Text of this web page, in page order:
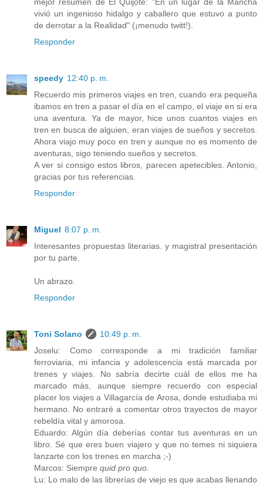
mejor resumen de El Quijote: "En un lugar de la Mancha
vivió un ingenioso hidalgo y caballero que estuvo a punto
de derrotar a la Realidad" (¡menudo twitt!).
Responder
speedy 12:40 p. m.
Recuerdo mis primeros viajes en tren, cuando era pequeña
ibamos en tren a pasar el día en el campo, el viaje en si era
una aventura. Ya de mayor, hice unos cuantos viajes en
tren en busca de alguien, eran viajes de sueños y secretos.
Ahora viajo muy poco en tren y aunque no es momento de
aventuras, sigo teniendo sueños y secretos.
A ver si consigo estos libros, parecen apetecibles. Antonio,
gracias por tus referencias.
Responder
Miguel 8:07 p. m.
Interesantes propuestas literarias. y magistral presentación
por tu parte.
Un abrazo.
Responder
Toni Solano
10:49 p. m.
Joselu: Como corresponde a mi tradición familiar
ferroviaria, mi infancia y adolescencia está marcada por
trenes y viajes. No sabría decirte cuál de ellos me ha
marcado más, aunque siempre recuerdo con especial
placer los viajes a Villagarcía de Arosa, donde estudiaba mi
hermano. No entraré a comentar otros trayectos de mayor
rebeldía vital y amorosa.
Eduardo: Algún día deberías contar tus aventuras en un
libro. Sé que eres buen viajero y que no temes ni siquiera
lanzarte con los trenes en marcha ;-)
Marcos: Siempre quid pro quo.
Lu: Lo malo de las librerías de viejo es que acabas llenando